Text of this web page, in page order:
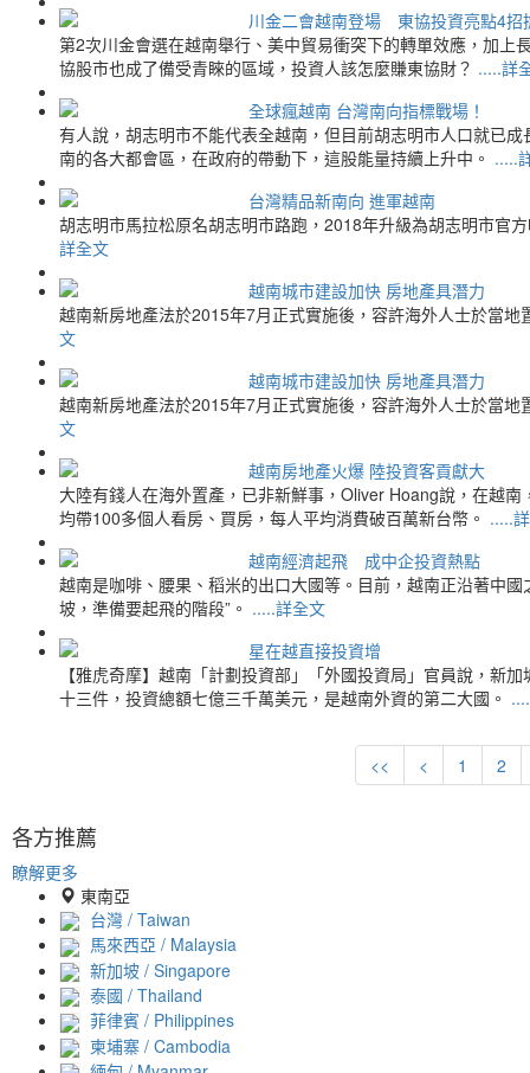
川金二會越南登場 東協投資亮點4招
第2次川金會選在越南舉行、美中貿易衝突下的轉單效應，加
協股市也成了備受青睞的區域，投資人該怎麼賺東協財？ .....詳
全球瘋越南 台灣南向指標戰場！
有人說，胡志明市不能代表全越南，但目前胡志明市人口就已
南的各大都會區，在政府的帶動下，這股能量持續上升中。 .....
台灣精品新南向 進軍越南
胡志明市馬拉松原名胡志明市路跑，2018年升級為胡志明市官
詳全文
越南城市建設加快 房地產具潛力
越南新房地產法於2015年7月正式實施後，容許海外人士於當
文
越南城市建設加快 房地產具潛力
越南新房地產法於2015年7月正式實施後，容許海外人士於當
文
越南房地產火爆 陸投資客貢獻大
大陸有錢人在海外置產，已非新鮮事，Oliver Hoang說，在越
均帶100多個人看房、買房，每人平均消費破百萬新台幣。 .....
越南經濟起飛 成中企投資熱點
越南是咖啡、腰果、稻米的出口大國等。目前，越南正沿著中
坡，準備要起飛的階段”。 .....詳全文
星在越直接投資增
【雅虎奇摩】越南「計劃投資部」「外國投資局」官員說，新
十三件，投資總額七億三千萬美元，是越南外資的第二大國。
<< < 1 2
各方推薦
瞭解更多
東南亞
台灣 / Taiwan
馬來西亞 / Malaysia
新加坡 / Singapore
泰國 / Thailand
菲律賓 / Philippines
柬埔寨 / Cambodia